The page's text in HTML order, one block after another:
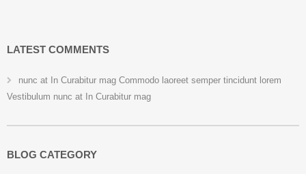
LATEST COMMENTS
nunc at In Curabitur mag Commodo laoreet semper tincidunt lorem
Vestibulum nunc at In Curabitur mag
BLOG CATEGORY